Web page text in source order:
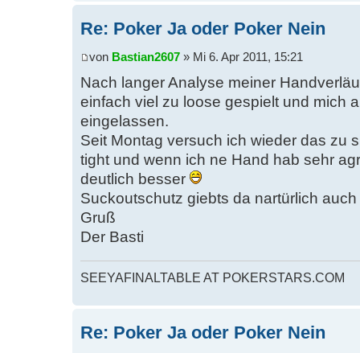
Re: Poker Ja oder Poker Nein
von Bastian2607 » Mi 6. Apr 2011, 15:21
Nach langer Analyse meiner
einfach viel zu loose gespielt und mich
eingelassen.
Seit Montag versuch ich wieder das zu
tight und wenn ich ne Hand hab sehr
deutlich besser
Suckoutschutz giebts da nartürlich
Gruß
Der Basti
SEEYAFINALTABLE AT POKERSTARS.COM
Re: Poker Ja oder Poker Nein